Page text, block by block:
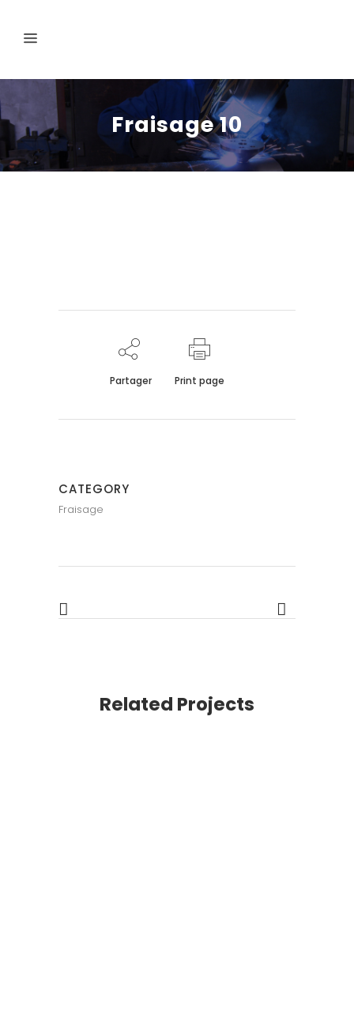
Fraisage 10
Partager Print page
CATEGORY
Fraisage
Related Projects